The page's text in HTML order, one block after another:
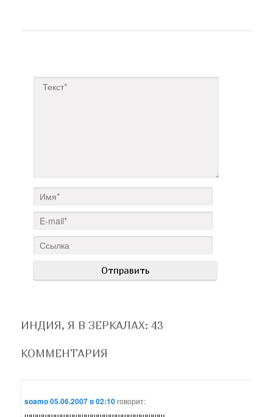
ИНДИЯ, Я В ЗЕРКАЛАХ: 43
КОММЕНТАРИЯ
soamo05.06.2007 в 02:10говорит: